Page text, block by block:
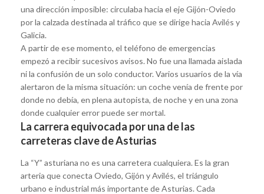
una dirección imposible: circulaba hacia el eje Gijón-Oviedo
por la calzada destinada al tráfico que se dirige hacia Avilés y
Galicia.
A partir de ese momento, el teléfono de emergencias
empezó a recibir sucesivos avisos. No fue una llamada aislada
ni la confusión de un solo conductor. Varios usuarios de la vía
alertaron de la misma situación: un coche venía de frente por
donde no debía, en plena autopista, de noche y en una zona
donde cualquier error puede ser mortal.
La carrera equivocada por una de las
carreteras clave de Asturias
La “Y” asturiana no es una carretera cualquiera. Es la gran
arteria que conecta Oviedo, Gijón y Avilés, el triángulo
urbano e industrial más importante de Asturias. Cada